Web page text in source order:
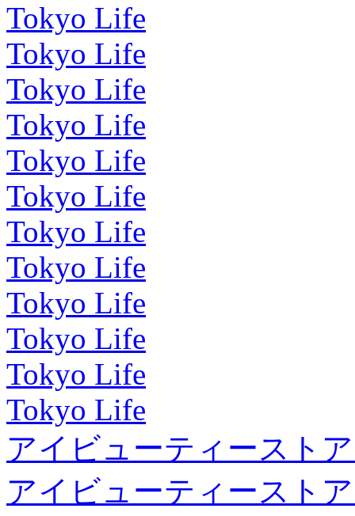
Tokyo Life
Tokyo Life
Tokyo Life
Tokyo Life
Tokyo Life
Tokyo Life
Tokyo Life
Tokyo Life
Tokyo Life
Tokyo Life
Tokyo Life
Tokyo Life
アイビューティースト
アイビューティースト